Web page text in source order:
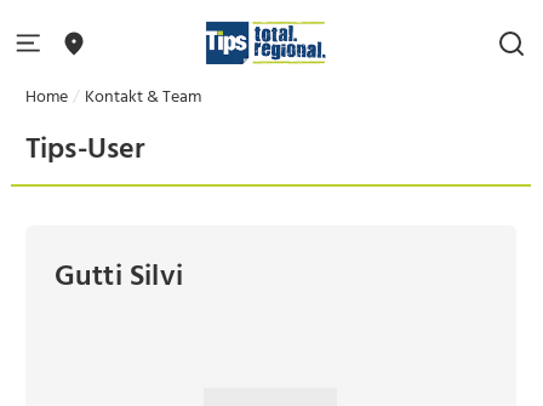
Home Kontakt & Team
Tips-User
Gutti Silvi